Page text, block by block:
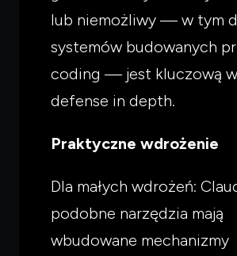
lub niemożliwy — w tym
systemów budowanych
coding — jest kluczową
defense in depth.
Praktyczne wdrożenie
Dla małych wdrożeń:
podobne narzędzia mają
wbudowane mechanizmy